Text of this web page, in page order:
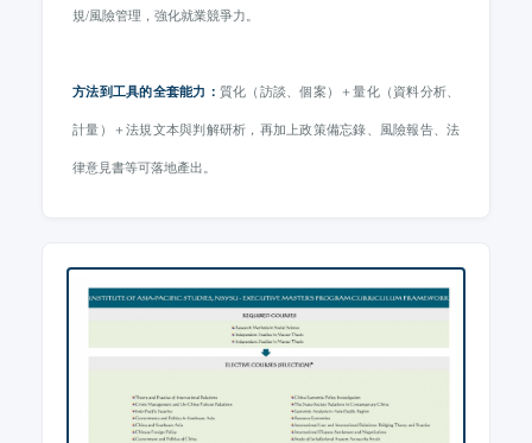
規/風險管理，強化就業競爭力。
方法到工具的全套能力： 質化（訪談、個案）＋量化（資料分析、
計量）＋法規文本與判解研析，再加上政策備忘錄、風險報告、法
律意見書等可落地產出。